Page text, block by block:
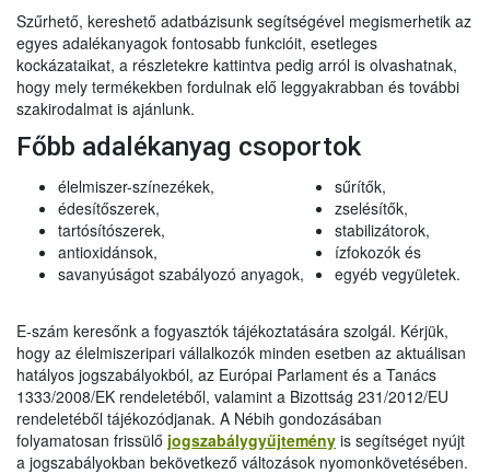
Szűrhető, kereshető adatbázisunk segítségével megismerhetik az
egyes adalékanyagok fontosabb funkcióit, esetleges
kockázataikat, a részletekre kattintva pedig arról is olvashatnak,
hogy mely termékekben fordulnak elő leggyakrabban és további
szakirodalmat is ajánlunk.
Főbb adalékanyag csoportok
élelmiszer-színezékek,
édesítőszerek,
tartósítószerek,
antioxidánsok,
savanyúságot szabályozó anyagok,
sűrítők,
zselésítők,
stabilizátorok,
ízfokozók és
egyéb vegyületek.
E-szám keresőnk a fogyasztók tájékoztatására szolgál. Kérjük,
hogy az élelmiszeripari vállalkozók minden esetben az aktuálisan
hatályos jogszabályokból, az Európai Parlament és a Tanács
1333/2008/EK rendeletéből, valamint a Bizottság 231/2012/EU
rendeletéből tájékozódjanak. A Nébih gondozásában
folyamatosan frissülő jogszabálygyűjtemény is segítséget nyújt
a jogszabályokban bekövetkező változások nyomonkövetésében.